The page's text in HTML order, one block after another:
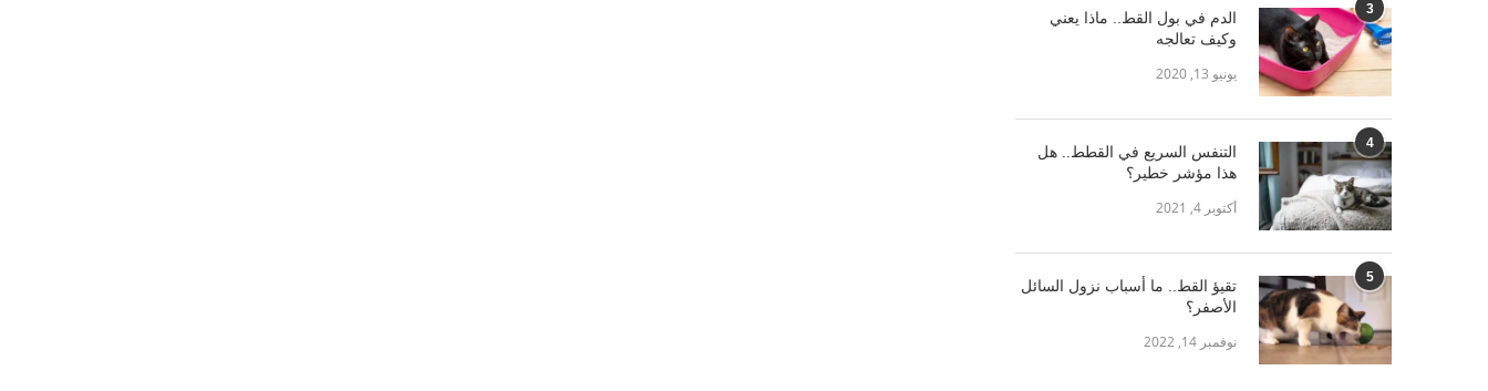
3
الدم في بول القط.. ماذا يعني
وكيف تعالجه
يونيو 13, 2020
4
التنفس السريع في القطط.. هل
هذا مؤشر خطير؟
أكتوبر 4, 2021
5
تقيؤ القط.. ما أسباب نزول السائل
الأصفر؟
نوفمبر 14, 2022